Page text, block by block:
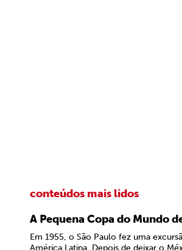
conteúdos mais lidos
A Pequena Copa do Mundo
Em 1955, o São Paulo fez uma
América Latina. Depois de deixar o